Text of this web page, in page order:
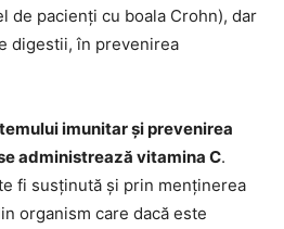
de pacienți cu boala Crohn), dar
digestii, în prevenirea
imunitar și prevenirea
administrează vitamina C.
fi susținută și prin menținerea
organism care dacă este